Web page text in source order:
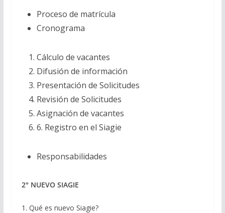
Proceso de matrícula
Cronograma
Cálculo de vacantes
Difusión de información
Presentación de Solicitudes
Revisión de Solicitudes
Asignación de vacantes
6. Registro en el Siagie
Responsabilidades
2° NUEVO SIAGIE
1. Qué es nuevo Siagie?